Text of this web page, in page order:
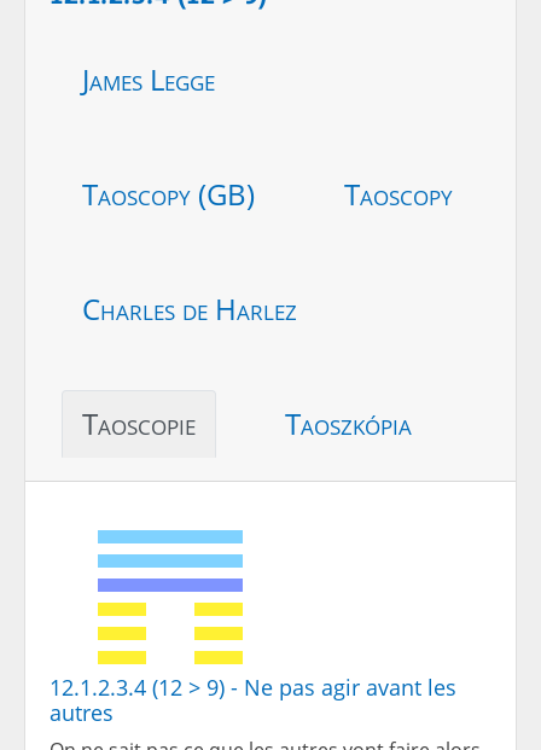
James Legge
Taoscopy (GB) Taoscopy
Charles de Harlez
Taoscopie Taoszkópia
12.1.2.3.4 (12 > 9) - Ne pas agir avant les
autres